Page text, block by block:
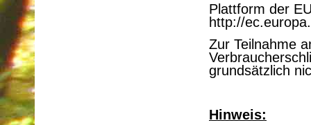
Plattform der
http://
Zur Teilnahme
grundsätzlich
Hinweis: